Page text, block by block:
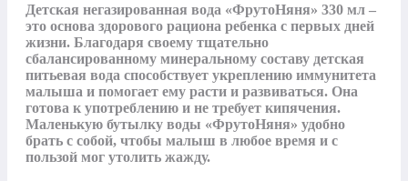
Детская негазированная вода «ФрутоНяня» 330 мл –
это основа здорового рациона ребенка с первых дней
жизни. Благодаря своему тщательно
сбалансированному минеральному составу детская
питьевая вода способствует укреплению иммунитета
малыша и помогает ему расти и развиваться. Она
готова к употреблению и не требует кипячения.
Маленькую бутылку воды «ФрутоНяня» удобно
брать с собой, чтобы малыш в любое время и с
пользой мог утолить жажду.